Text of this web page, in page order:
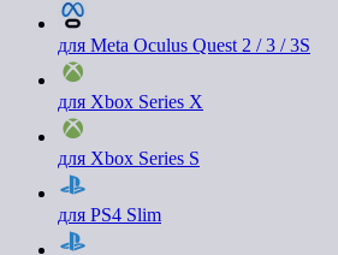
для Meta Oculus Quest 2 / 3 / 3S
для Xbox Series X
для Xbox Series S
для PS4 Slim